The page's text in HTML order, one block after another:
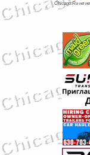
Chicago.Ru не